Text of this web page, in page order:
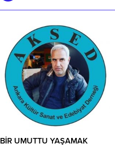
BİR UMUTTU YAŞAMAK